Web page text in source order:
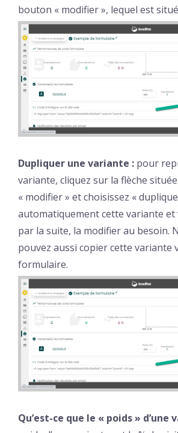
bouton « modifier », lequel est
Dupliquer une variante : pour
variante, cliquez sur la flèche
« modifier » et choisissez «
automatiquement cette variante
par la suite, la modifier au besoin.
pouvez aussi copier cette variante
formulaire.
Qu’est-ce que le « poids » d’une